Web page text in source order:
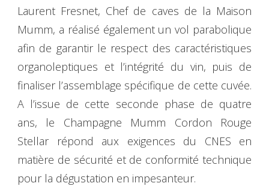
Laurent Fresnet, Chef de caves de la Maison
Mumm, a réalisé également un vol parabolique
afin de garantir le respect des caractéristiques
organoleptiques et l’intégrité du vin, puis de
finaliser l’assemblage spécifique de cette cuvée.
A l’issue de cette seconde phase de quatre
ans, le Champagne Mumm Cordon Rouge
Stellar répond aux exigences du CNES en
matière de sécurité et de conformité technique
pour la dégustation en impesanteur.